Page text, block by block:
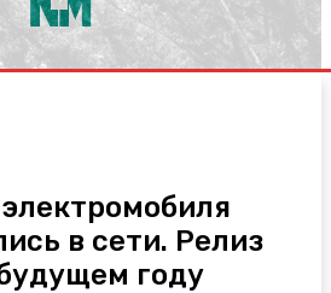
в сети. Релиз
году